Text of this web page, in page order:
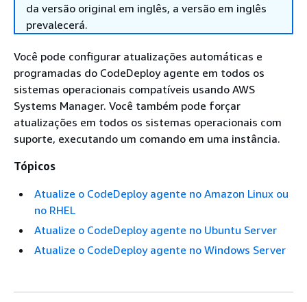
da versão original em inglês, a versão em inglês
prevalecerá.
Você pode configurar atualizações automáticas e
programadas do CodeDeploy agente em todos os
sistemas operacionais compatíveis usando AWS
Systems Manager. Você também pode forçar
atualizações em todos os sistemas operacionais com
suporte, executando um comando em uma instância.
Tópicos
Atualize o CodeDeploy agente no Amazon Linux ou
no RHEL
Atualize o CodeDeploy agente no Ubuntu Server
Atualize o CodeDeploy agente no Windows Server